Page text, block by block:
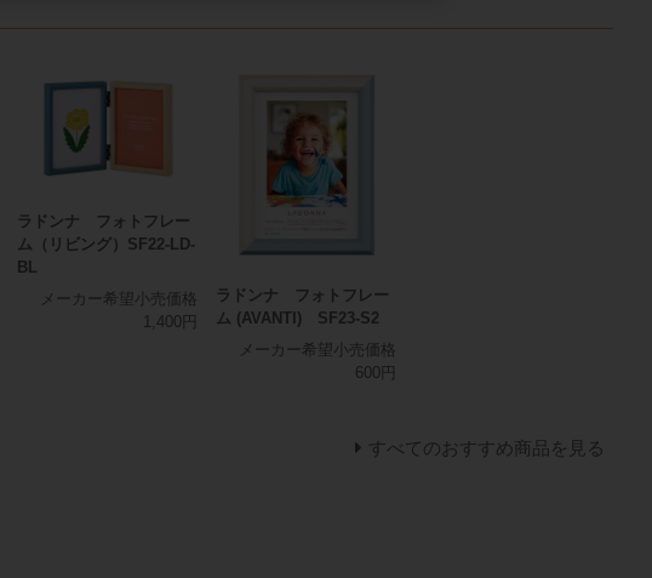
ラドンナ フォトフレー
ム（リビング）SF22-LD-
BL
メーカー希望小売価格
1,400円
ラドンナ フォトフレー
ム (AVANTI) SF23-S2
メーカー希望小売価格
600円
すべてのおすすめ商品を見る